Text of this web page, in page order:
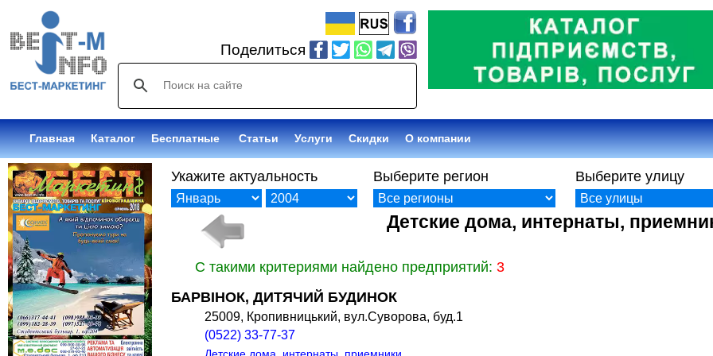
Поделиться
Главная Каталог Бесплатные Статьи Услуги Скидки О компании
Укажите актуальность Выберите регион Выберите улицу
Детские дома, интернаты,
С такими критериями найдено предприятий:3
БАРВІНОК, ДИТЯЧИЙ БУДИНОК
25009, Кропивницький, вул.Суворова, буд.1
(0522) 33-77-37